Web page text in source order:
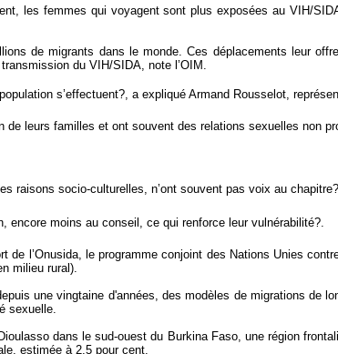
les femmes qui voyagent sont plus exposées au VIH/
de migrants dans le monde. Ces déplacements leur
du VIH/SIDA, note l’OIM.
s’effectuent?, a expliqué Armand Rousselot,
leurs familles et ont souvent des relations sexuelles non
raisons socio-culturelles, n’ont souvent pas voix au
moins au conseil, ce qui renforce leur vulnérabilité?.
l’Onusida, le programme conjoint des Nations Unies
milieu rural).
une vingtaine d'années, des modèles de migrations de
sexuelle.
dans le sud-ouest du Burkina Faso, une région
estimée à 2,5 pour cent.